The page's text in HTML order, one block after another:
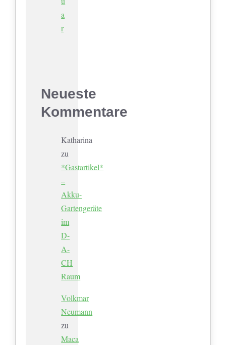
a
r
Neueste
Kommentare
Katharina
zu
*Gastartikel*
–
Akku-
Gartengeräte
im
D-
A-
CH
Raum
Volkmar
Neumann
zu
Maca